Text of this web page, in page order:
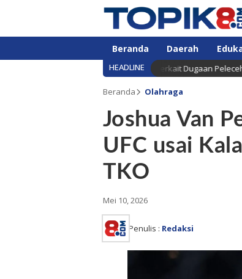
Beranda Daerah
HEADLINE
Gelar Sidang Etik AKBP F terkait Dugaan Pelecehan
Beranda Olahraga
Joshua Van
UFC usai
TKO
Mei 10, 2026
Penulis : Redaksi